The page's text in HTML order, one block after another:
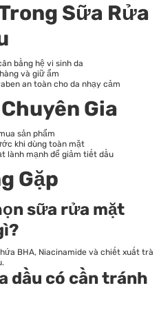
Sữa Rửa
bằng hệ vi sinh da
và giữ ẩm
an toàn cho da nhạy cảm
Gia
sản phẩm
khi dùng toàn mặt
lành mạnh để giảm tiết dầu
Gặp
sữa rửa mặt
BHA, Niacinamide và chiết xuất trà
dầu có cần tránh